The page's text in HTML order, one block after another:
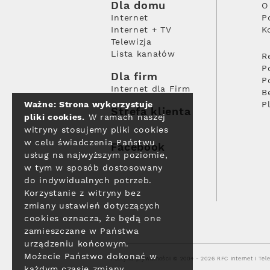
Dla domu
Internet
Internet + TV
Telewizja
Lista kanałów
Dla firm
Internet dla Firm
Strefa klienta
Facebook
Polityka prywatności © 2004 - 2026 RFC Internet i
Ważne: Strona wykorzystuje
pliki cookies. W ramach naszej
witryny stosujemy pliki cookies
w celu świadczenia Państwu
usług na najwyższym poziomie,
w tym w sposób dostosowany
do indywidualnych potrzeb.
Korzystanie z witryny bez
zmiany ustawień dotyczących
cookies oznacza, że będą one
zamieszczane w Państwa
urządzeniu końcowym.
Możecie Państwo dokonać w